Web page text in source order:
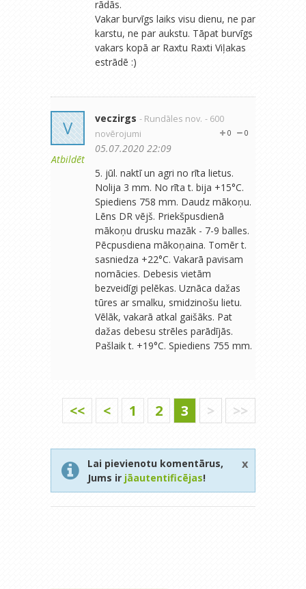
rādās.
Vakar burvīgs laiks visu dienu, ne par
karstu, ne par aukstu. Tāpat burvīgs
vakars kopā ar Raxtu Raxti Viļakas
estrādē :)
V
Atbildēt
veczirgs - Rundāles nov. - 600
novērojumi
0
0
05.07.2020 22:09
5. jūl. naktī un agri no rīta lietus.
Nolija 3 mm. No rīta t. bija +15°C.
Spiediens 758 mm. Daudz mākoņu.
Lēns DR vējš. Priekšpusdienā
mākoņu drusku mazāk - 7-9 balles.
Pēcpusdiena mākoņaina. Tomēr t.
sasniedza +22°C. Vakarā pavisam
nomācies. Debesis vietām
bezveidīgi pelēkas. Uznāca dažas
tūres ar smalku, smidzinošu lietu.
Vēlāk, vakarā atkal gaišāks. Pat
dažas debesu strēles parādījās.
Pašlaik t. +19°C. Spiediens 755 mm.
<< < 1 2 3 > >>
Lai pievienotu komentārus,
Jums ir jāautentificējas!
x